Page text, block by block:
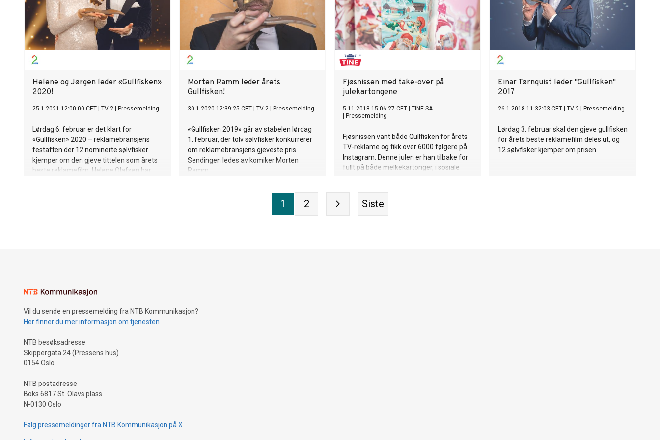
selv å bare være hodestups forelsket.
Helene og Jørgen leder «Gullfisken»
2020!
25.1.2021 12:00:00 CET TV 2 Pressemelding
Lørdag 6. februar er det klart for
«Gullfisken» 2020 – reklamebransjens
festaften der 12 nominerte sølvfisker
kjemper om den gjeve tittelen som årets
beste reklamefilm. Helene Olafsen har
Morten Ramm leder årets
Gullfisken!
30.1.2020 12:39:25 CET TV 2 Pressemelding
«Gullfisken 2019» går av stabelen lørdag
1. februar, der tolv sølvfisker konkurrerer
om reklamebransjens gjeveste pris.
Sendingen ledes av komiker Morten
Ramm.
Fjøsnissen med take-over på
julekartongene
5.11.2018 15:06:27 CET
TINE SA
Pressemelding
Fjøsnissen vant både Gullfisken for årets
TV-reklame og fikk over 6000 følgere på
Instagram. Denne julen er han tilbake for
fullt på både melkekartonger, i sosiale
Einar Tørnquist leder "Gullfisken"
2017
26.1.2018 11:32:03 CET TV 2 Pressemelding
Lørdag 3. februar skal den gjeve gullfisken
for årets beste reklamefilm deles ut, og
12 sølvfisker kjemper om prisen.
1 2 Siste
Vil du sende en pressemelding fra NTB Kommunikasjon?
Her finner du mer informasjon om tjenesten
NTB besøksadresse
Skippergata 24 (Pressens hus)
0154 Oslo
NTB postadresse
Boks 6817 St. Olavs plass
N-0130 Oslo
Følg pressemeldinger fra NTB Kommunikasjon på X